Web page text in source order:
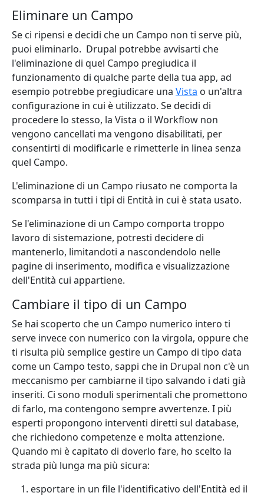
Eliminare un Campo
Se ci ripensi e decidi che un Campo non ti serve più,
puoi eliminarlo. Drupal potrebbe avvisarti che
l'eliminazione di quel Campo pregiudica il
funzionamento di qualche parte della tua app, ad
esempio potrebbe pregiudicare una Vista o un'altra
configurazione in cui è utilizzato. Se decidi di
procedere lo stesso, la Vista o il Workflow non
vengono cancellati ma vengono disabilitati, per
consentirti di modificarle e rimetterle in linea senza
quel Campo.
L'eliminazione di un Campo riusato ne comporta la
scomparsa in tutti i tipi di Entità in cui è stata usato.
Se l'eliminazione di un Campo comporta troppo
lavoro di sistemazione, potresti decidere di
mantenerlo, limitandoti a nascondendolo nelle
pagine di inserimento, modifica e visualizzazione
dell'Entità cui appartiene.
Cambiare il tipo di un Campo
Se hai scoperto che un Campo numerico intero ti
serve invece con numerico con la virgola, oppure che
ti risulta più semplice gestire un Campo di tipo data
come un Campo testo, sappi che in Drupal non c'è un
meccanismo per cambiarne il tipo salvando i dati già
inseriti. Ci sono moduli sperimentali che promettono
di farlo, ma contengono sempre avvertenze. I più
esperti propongono interventi diretti sul database,
che richiedono competenze e molta attenzione.
Quando mi è capitato di doverlo fare, ho scelto la
strada più lunga ma più sicura:
esportare in un file l'identificativo dell'Entità ed il